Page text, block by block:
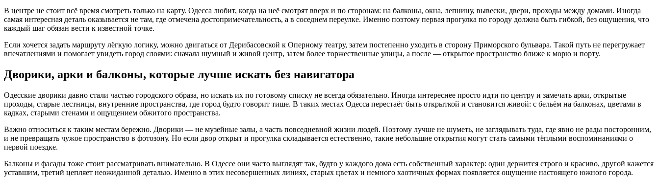
В центре не стоит всё время смотреть только на карту. Одесса любит, когда на неё смотрят вверх и по сторонам: на балконы, окна, лепнину, вывески, двери, проходы между домами. Иногда
самая интересная деталь оказывается не там, где отмечена достопримечательность, а в соседнем переулке. Именно поэтому первая прогулка по городу должна быть гибкой, без ощущения, что
каждый шаг обязан вести к известной точке.
Если хочется задать маршруту лёгкую логику, можно двигаться от Дерибасовской к Оперному театру, затем постепенно уходить в сторону Приморского бульвара. Такой путь не перегружает
впечатлениями и помогает увидеть город слоями: сначала шумный и живой центр, затем более торжественные улицы, а после — открытое пространство ближе к морю и порту.
Дворики, арки и балконы, которые лучше искать без навигатора
Одесские дворики давно стали частью городского образа, но искать их по готовому списку не всегда обязательно. Иногда интереснее просто идти по центру и замечать арки, открытые
проходы, старые лестницы, внутренние пространства, где город будто говорит тише. В таких местах Одесса перестаёт быть открыткой и становится живой: с бельём на балконах, цветами в
кадках, старыми стенами и ощущением обжитого пространства.
Важно относиться к таким местам бережно. Дворики — не музейные залы, а часть повседневной жизни людей. Поэтому лучше не шуметь, не заглядывать туда, где явно не рады посторонним,
и не превращать чужое пространство в фотозону. Но если двор открыт и прогулка складывается естественно, такие небольшие открытия могут стать самыми тёплыми воспоминаниями о
первой поездке.
Балконы и фасады тоже стоит рассматривать внимательно. В Одессе они часто выглядят так, будто у каждого дома есть собственный характер: один держится строго и красиво, другой кажется
уставшим, третий цепляет неожиданной деталью. Именно в этих несовершенных линиях, старых цветах и немного хаотичных формах появляется ощущение настоящего южного города.